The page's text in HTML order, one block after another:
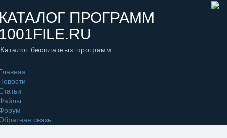
ПРОГРАММ
Каталог бесплатных программ
связь